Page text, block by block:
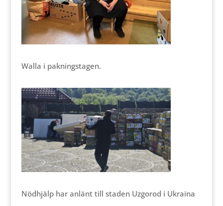
Walla i pakningstagen.
Nödhjälp har anlänt till staden Uzgorod i Ukraina